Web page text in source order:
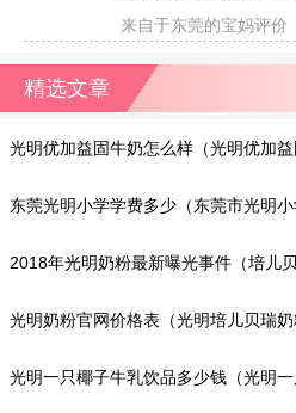
来自于东莞的宝妈评价
精选文章
光明优加益固牛奶怎么样（光明优加益
东莞光明小学学费多少（东莞市光明小
2018年光明奶粉最新曝光事件（培儿
送）
光明奶粉官网价格表（光明培儿贝瑞奶
光明一只椰子牛乳饮品多少钱（光明